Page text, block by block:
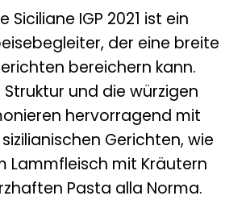
Siciliane IGP 2021 ist ein
der eine breite
bereichern kann.
und die würzigen
hervorragend mit
Gerichten, wie
Lammfleisch mit Kräutern
Pasta alla Norma.